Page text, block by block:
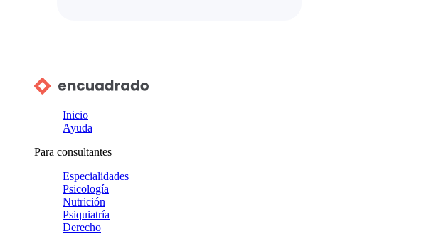
Inicio
Ayuda
Para consultantes
Especialidades
Psicología
Nutrición
Psiquiatría
Derecho